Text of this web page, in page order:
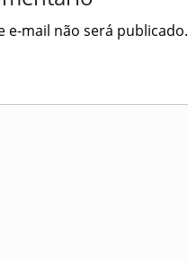
e-mail não será publicado.